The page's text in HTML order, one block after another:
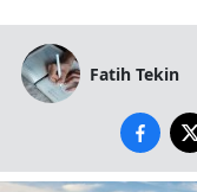
Fatih Tekin